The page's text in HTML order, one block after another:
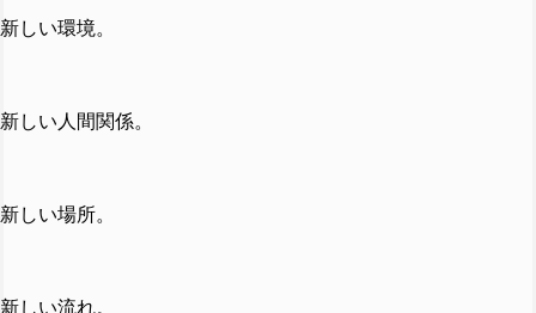
新しい環境。
新しい人間関係。
新しい場所。
新しい流れ。